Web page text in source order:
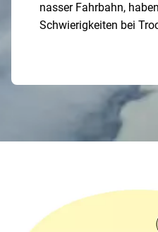
nasser Fahrbahn,
Schwierigkeiten bei